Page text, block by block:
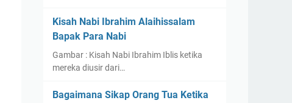
Kisah Nabi Ibrahim Alaihissalam
Bapak Para Nabi
Gambar : Kisah Nabi Ibrahim Iblis ketika
mereka diusir dari…
Bagaimana Sikap Orang Tua Ketika